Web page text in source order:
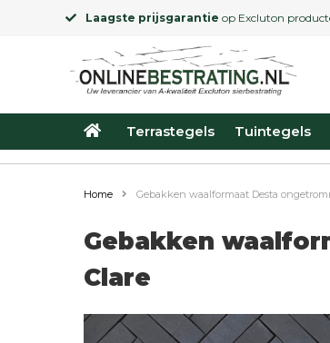
Laagste prijsgarantie op Excluton
Terrastegels Tuintegels
Home Gebakken waalformaat Desta
Gebakken
Clare